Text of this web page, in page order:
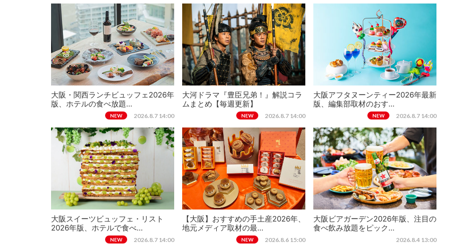
大阪・関西ランチビュッフェ2026年
版、ホテルの食べ放題…
NEW 2026.8.7 14:00
大河ドラマ『豊臣兄弟！』解説コラ
ムまとめ【毎週更新】
NEW 2026.8.7 14:00
大阪アフタヌーンティー2026年最新
版、編集部取材のおす…
NEW 2026.8.7 14:00
大阪スイーツビュッフェ・リスト
2026年版、ホテルで食べ…
NEW 2026.8.7 14:00
【大阪】おすすめの手土産2026年、
地元メディア取材の最…
NEW 2026.8.6 15:00
大阪ビアガーデン2026年版、注目の
食べ飲み放題をピック…
2026.8.4 13:00